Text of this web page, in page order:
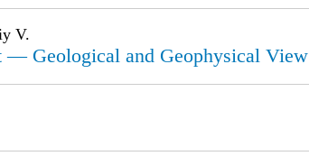
V.
— Geological and Geophysical View